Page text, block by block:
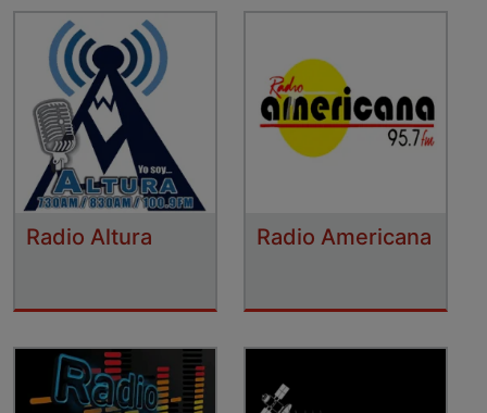
Radio Altura Radio Americana